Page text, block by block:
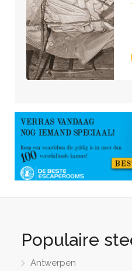
Populaire
Antwerpen